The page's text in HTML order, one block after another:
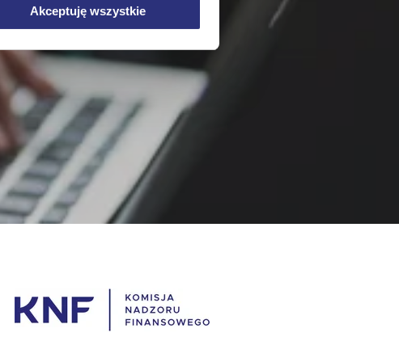
Akceptuję wszystkie